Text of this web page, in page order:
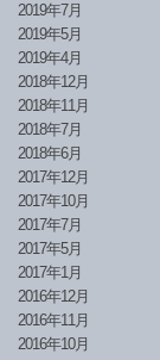
2019年7月
2019年5月
2019年4月
2018年12月
2018年11月
2018年7月
2018年6月
2017年12月
2017年10月
2017年7月
2017年5月
2017年1月
2016年12月
2016年11月
2016年10月